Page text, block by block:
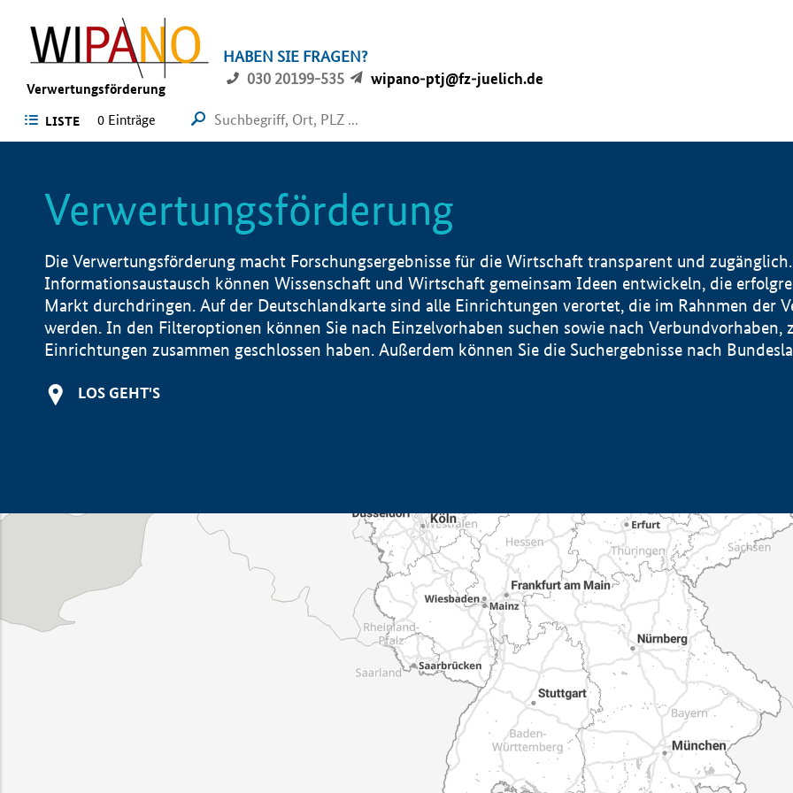
Verwertungsförderung
HABEN SIE FRAGEN?
030 20199-535
wipano-ptj@fz-juelich.de
LISTE 0 Einträge
Verwertungsförderung
Die Verwertungsförderung macht Forschungsergebnisse für die Wirtschaft transparent und
Informationsaustausch können Wissenschaft und Wirtschaft gemeinsam Ideen entwickeln, die
Markt durchdringen. Auf der Deutschlandkarte sind alle Einrichtungen verortet, die im Rahnmen der
werden. In den Filteroptionen können Sie nach Einzelvorhaben suchen sowie nach Verbundvorhaben,
Einrichtungen zusammen geschlossen haben. Außerdem können Sie die Suchergebnisse nach
LOS GEHT'S